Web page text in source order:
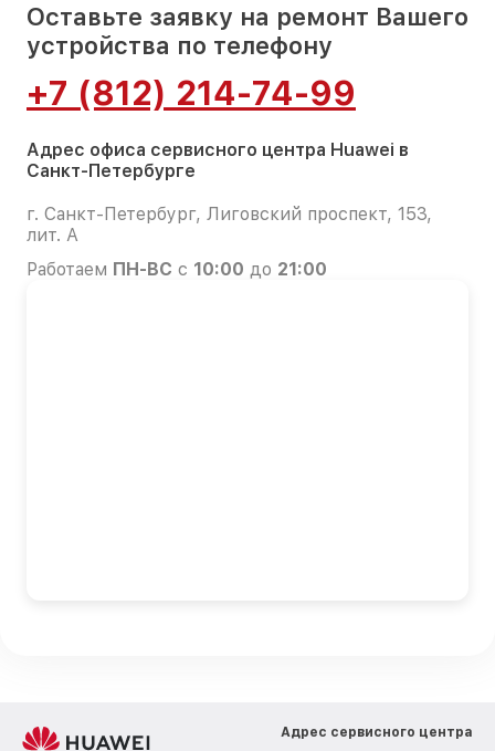
Оставьте заявку на ремонт Вашего
устройства по телефону
+7 (812) 214-74-99
Адрес офиса сервисного центра Huawei в
Санкт-Петербурге
г. Санкт-Петербург, Лиговский проспект, 153,
лит. А
Работаем ПН-ВС с 10:00 до 21:00
Адрес сервисного центра